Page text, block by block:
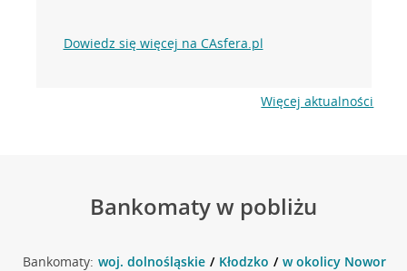
Dowiedz się więcej na CAsfera.pl
Więcej aktualności
Bankomaty w pobliżu
Bankomaty: woj. dolnośląskie Kłodzko w okolicy